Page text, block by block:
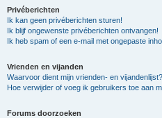
Privéberichten
Ik kan geen privéberichten sturen!
Ik blijf ongewenste privéberichten ontvangen!
Ik heb spam of een e-mail met ongepaste
Vrienden en vijanden
Waarvoor dient mijn vrienden- en vijandenlijst?
Hoe verwijder of voeg ik gebruikers toe aan
Forums doorzoeken